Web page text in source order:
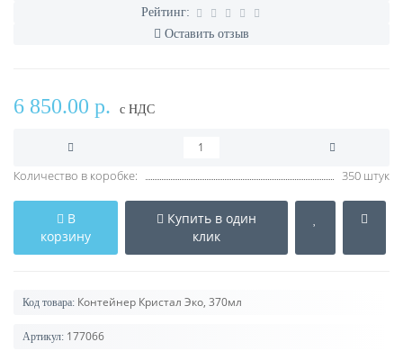
Рейтинг:
Оставить отзыв
6 850.00 р. с НДС
Количество в коробке: 350 штук
В
корзину
Купить в один
клик
Код товара: Контейнер Кристал Эко, 370мл
Артикул: 177066